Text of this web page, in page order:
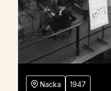
Nacka 1947